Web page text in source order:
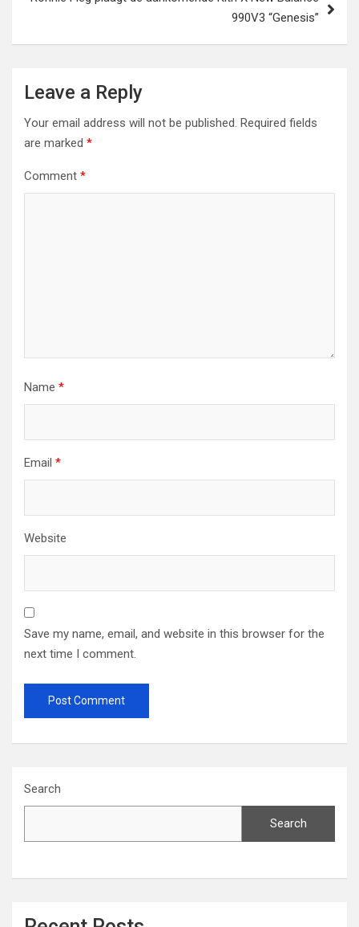
990V3 “Genesis”
Leave a Reply
Your email address will not be published. Required fields
are marked *
Comment *
Name *
Email *
Website
Save my name, email, and website in this browser for the
next time I comment.
Search
Search